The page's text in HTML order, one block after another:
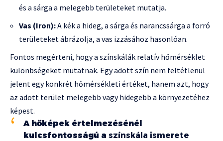
és a sárga a melegebb területeket mutatja.
Vas (Iron):A kék a hideg, a sárga és narancssárga a forró
területeket ábrázolja, a vas izzásához hasonlóan.
Fontos megérteni, hogy a színskálák relatív hőmérséklet
különbségeket mutatnak. Egy adott szín nem feltétlenül
jelent egy konkrét hőmérsékleti értéket, hanem azt, hogy
az adott terület melegebb vagy hidegebb a környezetéhez
képest.
A hőképek értelmezésénél
kulcsfontosságú a színskála ismerete